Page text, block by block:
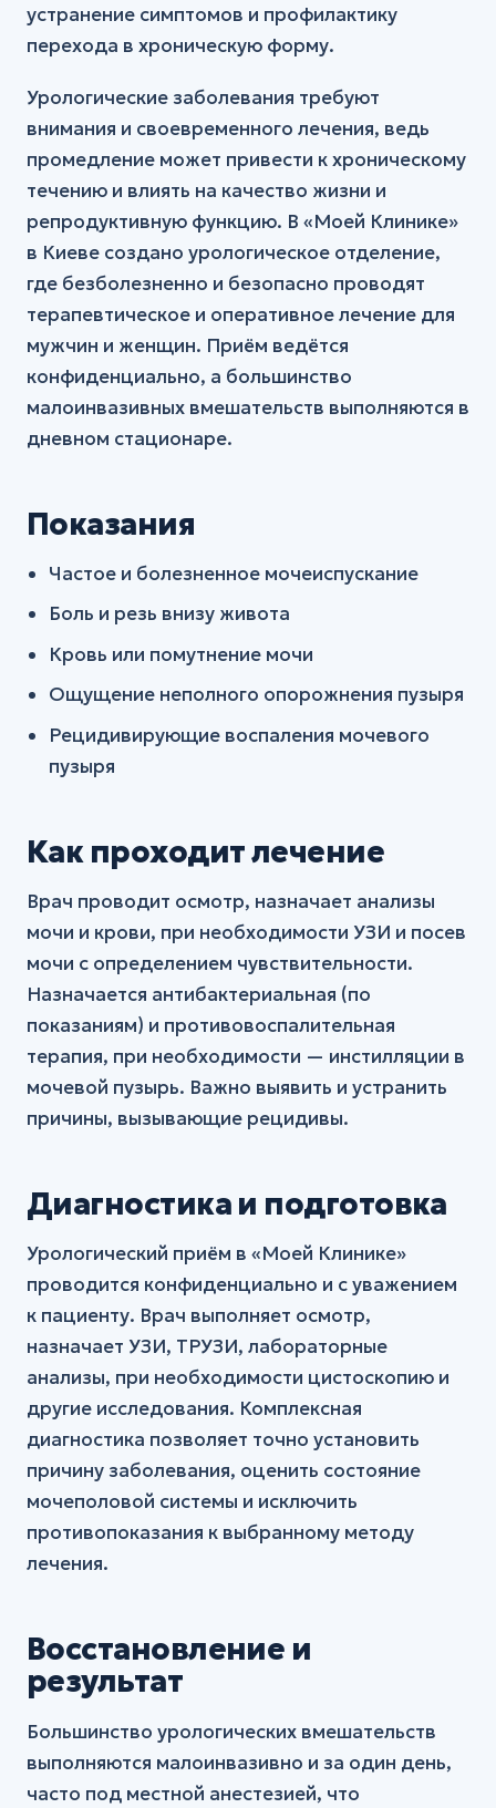
устранение симптомов и профилактику
перехода в хроническую форму.
Урологические заболевания требуют
внимания и своевременного лечения, ведь
промедление может привести к хроническому
течению и влиять на качество жизни и
репродуктивную функцию. В «Моей Клинике»
в Киеве создано урологическое отделение,
где безболезненно и безопасно проводят
терапевтическое и оперативное лечение для
мужчин и женщин. Приём ведётся
конфиденциально, а большинство
малоинвазивных вмешательств выполняются в
дневном стационаре.
Показания
Частое и болезненное мочеиспускание
Боль и резь внизу живота
Кровь или помутнение мочи
Ощущение неполного опорожнения пузыря
Рецидивирующие воспаления мочевого
пузыря
Как проходит лечение
Врач проводит осмотр, назначает анализы
мочи и крови, при необходимости УЗИ и посев
мочи с определением чувствительности.
Назначается антибактериальная (по
показаниям) и противовоспалительная
терапия, при необходимости — инстилляции в
мочевой пузырь. Важно выявить и устранить
причины, вызывающие рецидивы.
Диагностика и подготовка
Урологический приём в «Моей Клинике»
проводится конфиденциально и с уважением
к пациенту. Врач выполняет осмотр,
назначает УЗИ, ТРУЗИ, лабораторные
анализы, при необходимости цистоскопию и
другие исследования. Комплексная
диагностика позволяет точно установить
причину заболевания, оценить состояние
мочеполовой системы и исключить
противопоказания к выбранному методу
лечения.
Восстановление и
результат
Большинство урологических вмешательств
выполняются малоинвазивно и за один день,
часто под местной анестезией, что